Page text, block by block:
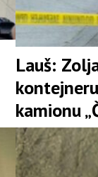
Lauš:
kamionu